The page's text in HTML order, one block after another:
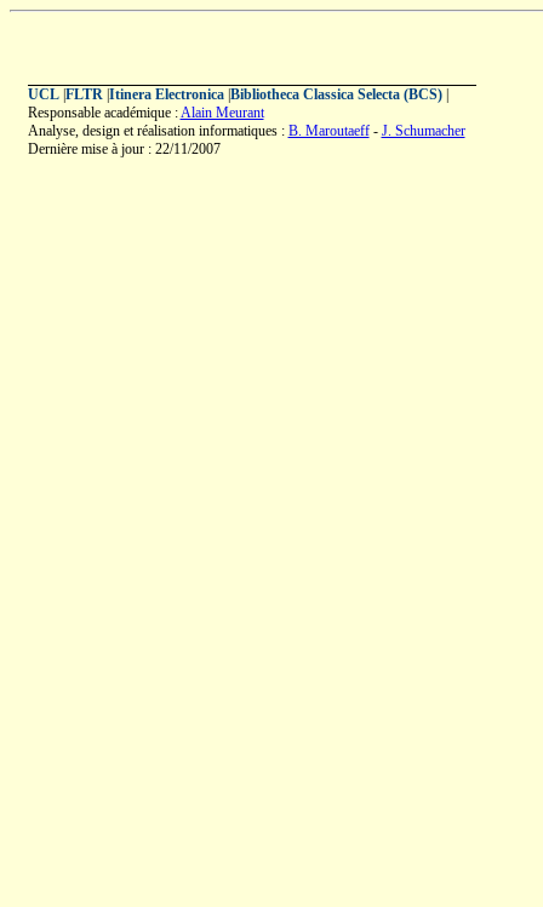
UCL| FLTR| Itinera Electronica| Bibliotheca Classica Selecta (BCS)|
Responsable académique :Alain Meurant
Analyse, design et réalisation informatiques : B. Maroutaeff- J. Schumacher
Dernière mise à jour : 22/11/2007